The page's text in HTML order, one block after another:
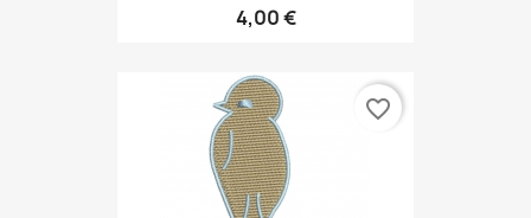
4,00 €
favorite_border